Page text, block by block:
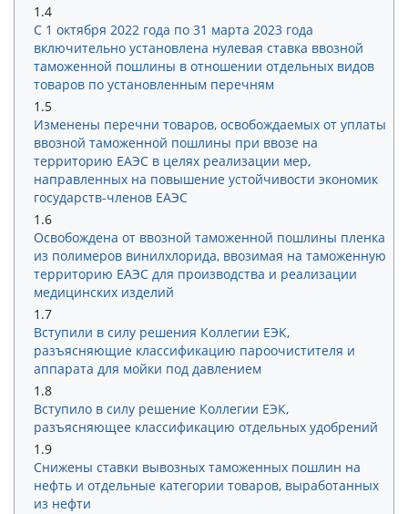
1.4
С 1 октября 2022 года по 31 марта 2023 года
включительно установлена нулевая ставка ввозной
таможенной пошлины в отношении отдельных видов
товаров по установленным перечням
1.5
Изменены перечни товаров, освобождаемых от уплаты
ввозной таможенной пошлины при ввозе на
территорию ЕАЭС в целях реализации мер,
направленных на повышение устойчивости экономик
государств-членов ЕАЭС
1.6
Освобождена от ввозной таможенной пошлины пленка
из полимеров винилхлорида, ввозимая на таможенную
территорию ЕАЭС для производства и реализации
медицинских изделий
1.7
Вступили в силу решения Коллегии ЕЭК,
разъясняющие классификацию пароочистителя и
аппарата для мойки под давлением
1.8
Вступило в силу решение Коллегии ЕЭК,
разъясняющее классификацию отдельных удобрений
1.9
Снижены ставки вывозных таможенных пошлин на
нефть и отдельные категории товаров, выработанных
из нефти